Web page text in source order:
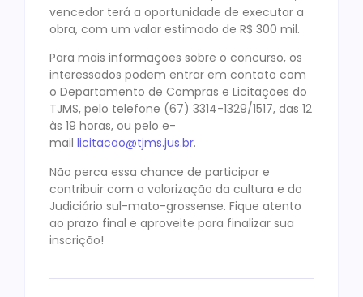
vencedor terá a oportunidade de executar a
obra, com um valor estimado de R$ 300 mil.
Para mais informações sobre o concurso, os
interessados podem entrar em contato com
o Departamento de Compras e Licitações do
TJMS, pelo telefone (67) 3314-1329/1517, das 12
às 19 horas, ou pelo e-
mail licitacao@tjms.jus.br.
Não perca essa chance de participar e
contribuir com a valorização da cultura e do
Judiciário sul-mato-grossense. Fique atento
ao prazo final e aproveite para finalizar sua
inscrição!